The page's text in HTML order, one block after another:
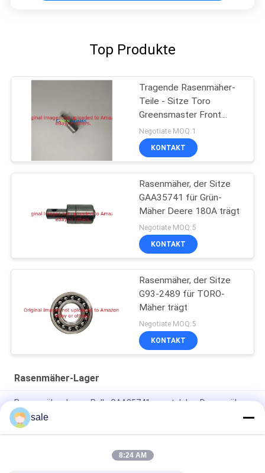
Top Produkte
Tragende Rasenmäher-
Teile - Sitze Toro
Greensmaster Front
Rollers G52-3180
Negotiate MOQ:1
KONTAKT
Rasenmäher, der Sitze
GAA35741 für Grün-
Mäher Deere 180A trägt
Negotiate MOQ:5
KONTAKT
Rasenmäher, der Sitze
G93-2489 für TORO-
Mäher trägt
Negotiate MOQ:5
KONTAKT
Rasenmäher-Lager
Rasenmäher-Lager-Rolle GAA35741 passt John- Deeremäher
Rasenmäher-Tragen - Nadel G367554 passt Jacobsen Greens
King
Rasenmäher-Tragen - Verjüngungs-Rollen-Schalen-Kegel
sale
8:24 AM